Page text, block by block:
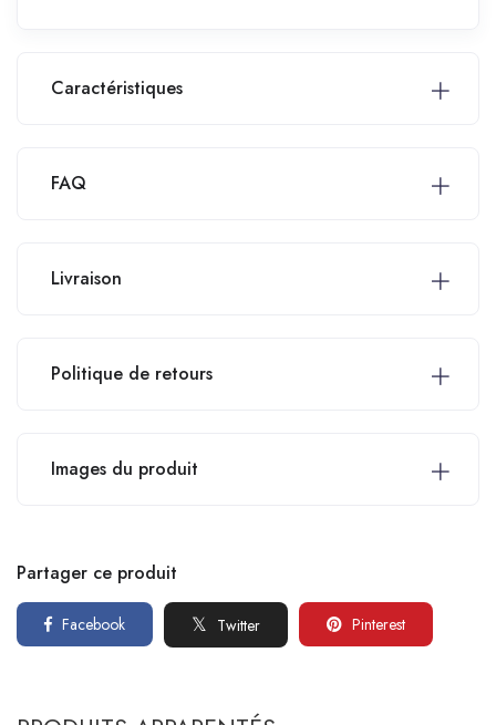
Caractéristiques
FAQ
Livraison
Politique de retours
Images du produit
Partager ce produit
Facebook Twitter Pinterest